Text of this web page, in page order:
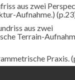
aus zwei
Aufnahme.)
aus zwei
Terrain-
Praxis.